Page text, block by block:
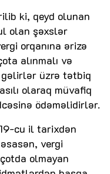
ki, qeyd olunan
olan şəxslər
orqanına ərizə
alınmalı və
üzrə tətbiq
olaraq müvafiq
ödəməlidirlər.
cu il tarixdən
vergi
olmayan